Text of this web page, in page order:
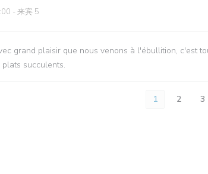
- 来宾 5
grand plaisir que nous venons à l'ébullition, c'est
succulents.
1 2 3